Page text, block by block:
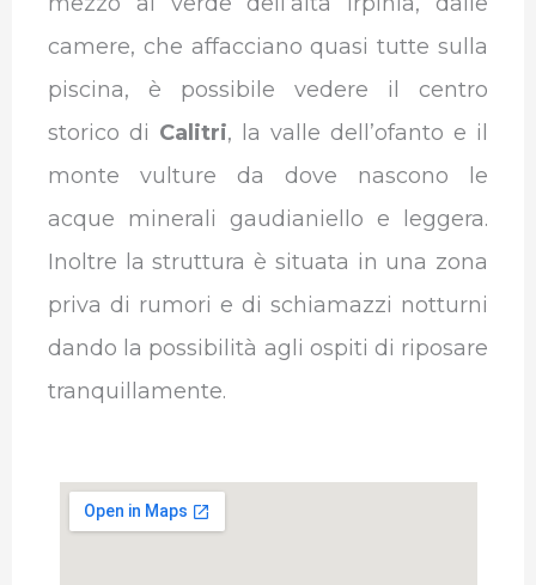
camere, che affacciano quasi tutte sulla
piscina, è possibile vedere il centro
storico di Calitri, la valle dell’ofanto e il
monte vulture da dove nascono le
acque minerali gaudianiello e leggera.
Inoltre la struttura è situata in una zona
priva di rumori e di schiamazzi notturni
dando la possibilità agli ospiti di riposare
tranquillamente.